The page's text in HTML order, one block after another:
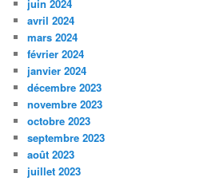
juin 2024
avril 2024
mars 2024
février 2024
janvier 2024
décembre 2023
novembre 2023
octobre 2023
septembre 2023
août 2023
juillet 2023